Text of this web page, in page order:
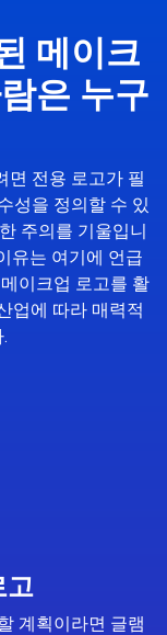
메이크
은 누구
면 전용 로고가 필
성을 정의할 수 있
주의를 기울입니
유는 여기에 언급
이크업 로고를 활
업에 따라 매력적
고
계획이라면 글램